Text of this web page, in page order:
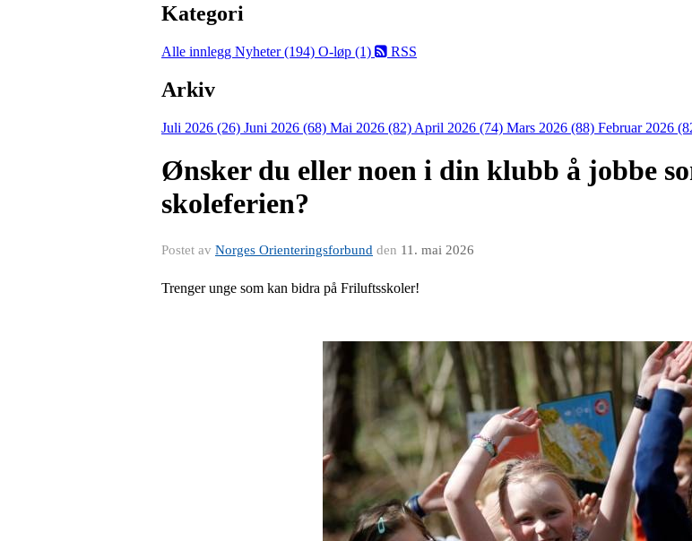
Kategori
Alle innlegg Nyheter (194) O-løp (1) RSS
Arkiv
Juli 2026 (26) Juni 2026 (68) Mai 2026 (82) April 2026 (74) Mars 2026 (88) Februar 2026
Ønsker du eller noen i din klubb å jobbe
skoleferien?
Postet av Norges Orienteringsforbund den 11. mai 2026
Trenger unge som kan bidra på Friluftsskoler!